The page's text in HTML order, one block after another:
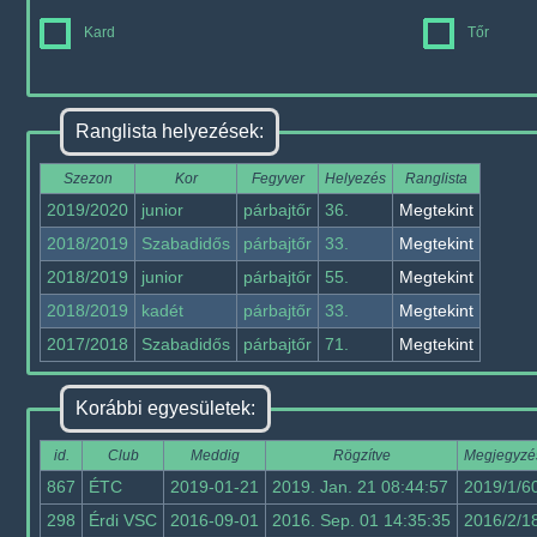
Kard Tőr
Ranglista helyezések:
Szezon Kor Fegyver Helyezés Ranglista
2019/2020 junior párbajtőr 36.
Megtekint
2018/2019
Szabadidős párbajtőr 33.
Megtekint
2018/2019
junior párbajtőr 55.
Megtekint
2018/2019
kadét párbajtőr 33.
Megtekint
2017/2018
Szabadidős párbajtőr 71. Megtekint
Korábbi egyesületek:
id. Club Meddig Rögzítve
867 ÉTC 2019-01-21 2019. Jan. 21 08:44:57
2019/1/
298
Érdi VSC 2016-09-01 2016. Sep. 01 14:35:35 2016/2/